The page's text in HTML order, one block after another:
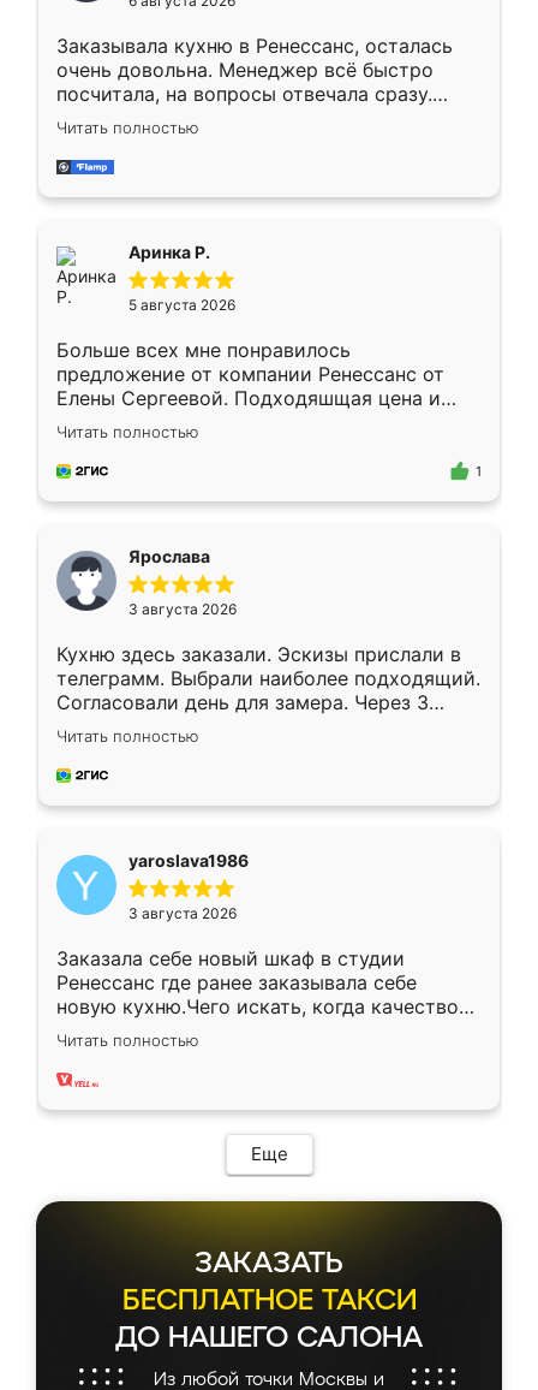
мебели буду заказывать только здесь.
Заказывала кухню в Ренессанс, осталась
очень довольна. Менеджер всё быстро
посчитала, на вопросы отвечала сразу.
Замерщик приехал в субботу, подошёл к
делу со всей ответственностью. Собрали
за день, ребята работали аккуратно, даже
Читать полностью
Аринка Р.
5 августа 2026
Больше всех мне понравилось
предложение от компании Ренессанс от
Елены Сергеевой. Подходяшщая цена и
короткие сроки изготовления. Приехавший
для замера сотрудник Владислав
предложил по моему эскизу самый
Читать полностью
1
Ярослава
3 августа 2026
Кухню здесь заказали. Эскизы прислали в
телеграмм. Выбрали наиболее подходящий.
Согласовали день для замера. Через 3
недели кухня была уже готова. Остались
довольны работой. Спасибо Ренессанс
мебель за качественную работу!
Читать полностью
yaroslava1986
3 августа 2026
Заказала себе новый шкаф в студии
Ренессанс где ранее заказывала себе
новую кухню.Чего искать, когда качеством
вполне довольна. Служит кухня уже почти
два года, нареканий нет.
Читать полностью
Еще
ЗАКАЗАТЬ
БЕСПЛАТНОЕ ТАКСИ
ДО НАШЕГО САЛОНА
Из любой точки Москвы и